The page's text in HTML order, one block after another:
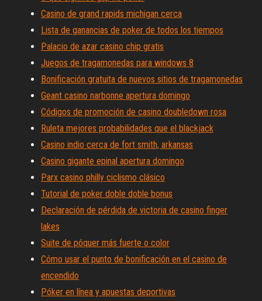
Casino de grand rapids michigan cerca
Lista de ganancias de poker de todos los tiempos
Palacio de azar casino chip gratis
Juegos de tragamonedas para windows 8
Bonificación gratuita de nuevos sitios de tragamonedas
Geant casino narbonne apertura domingo
Códigos de promoción de casino doubledown rosa
Ruleta mejores probabilidades que el blackjack
Casino indio cerca de fort smith, arkansas
Casino gigante epinal apertura domingo
Parx casino philly ciclismo clásico
Tutorial de poker doble doble bonus
Declaración de pérdida de victoria de casino finger
lakes
Suite de póquer más fuerte o color
Cómo usar el punto de bonificación en el casino de
encendido
Póker en línea y apuestas deportivas